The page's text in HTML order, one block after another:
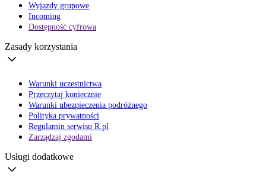
Wyjazdy grupowe
Incoming
Dostępność cyfrowa
Zasady korzystania
Warunki uczestnictwa
Przeczytaj koniecznie
Warunki ubezpieczenia podróżnego
Polityka prywatności
Regulamin serwisu R.pl
Zarządzaj zgodami
Usługi dodatkowe